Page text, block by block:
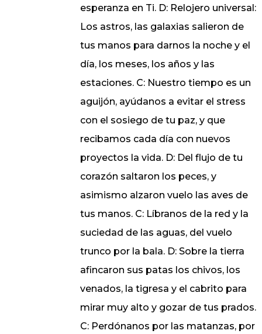
esperanza en Ti. D: Relojero universal:
Los astros, las galaxias salieron de
tus manos para darnos la noche y el
día, los meses, los años y las
estaciones. C: Nuestro tiempo es un
aguijón, ayúdanos a evitar el stress
con el sosiego de tu paz, y que
recibamos cada día con nuevos
proyectos la vida. D: Del flujo de tu
corazón saltaron los peces, y
asimismo alzaron vuelo las aves de
tus manos. C: Líbranos de la red y la
suciedad de las aguas, del vuelo
trunco por la bala. D: Sobre la tierra
afincaron sus patas los chivos, los
venados, la tigresa y el cabrito para
mirar muy alto y gozar de tus prados.
C: Perdónanos por las matanzas, por